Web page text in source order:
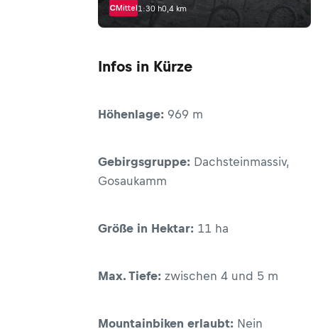
CMittel1:30 h0,4 km
Infos in Kürze
Höhenlage: 969 m
Gebirgsgruppe: Dachsteinmassiv,
Gosaukamm
Größe in Hektar: 11 ha
Max. Tiefe: zwischen 4 und 5 m
Mountainbiken erlaubt: Nein